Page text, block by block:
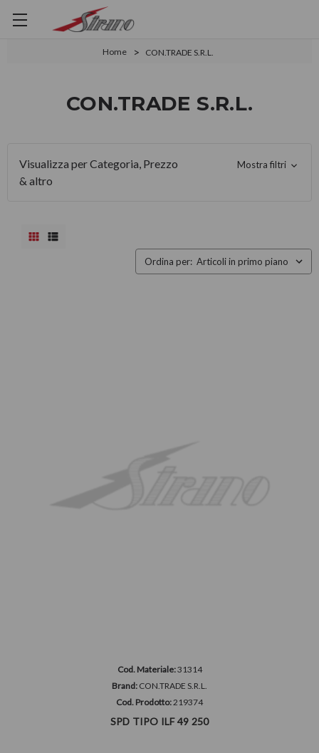
Home CON.TRADE S.R.L.
CON.TRADE S.R.L.
Visualizza per Categoria, Prezzo
& altro
Mostra filtri
Ordina per:
Cod. Materiale:31314
Brand: CON.TRADE S.R.L.
Cod. Prodotto:219374
SPD TIPO ILF 49 250